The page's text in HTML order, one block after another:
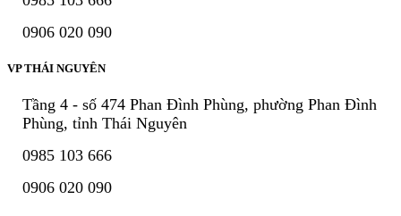
0906 020 090
VP THÁI NGUYÊN
Tầng 4 - số 474 Phan Đình Phùng, phường Phan Đình
Phùng, tỉnh Thái Nguyên
0985 103 666
0906 020 090